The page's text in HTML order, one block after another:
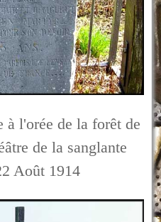
à l'orée de la forêt de
de la sanglante
Août 1914